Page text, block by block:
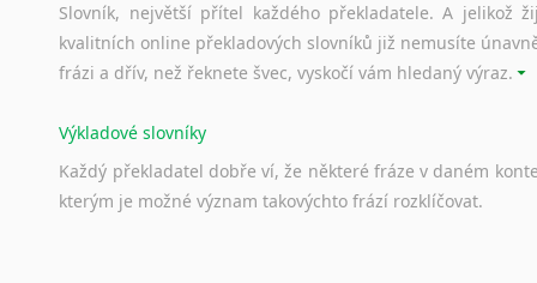
Slovník, největší přítel každého překladatele. A jelikož
kvalitních online překladových slovníků již nemusíte
frázi a dřív, než řeknete švec, vyskočí vám hledaný výraz.
Výkladové slovníky
Každý překladatel dobře ví, že některé fráze v daném
kterým je možné význam takovýchto frází rozklíčovat.